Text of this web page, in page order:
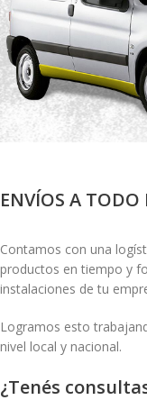
ENVÍOS A TODO
Contamos con una
productos en tiempo y
instalaciones de tu
Logramos esto
nivel local y nacional.
¿Tenés